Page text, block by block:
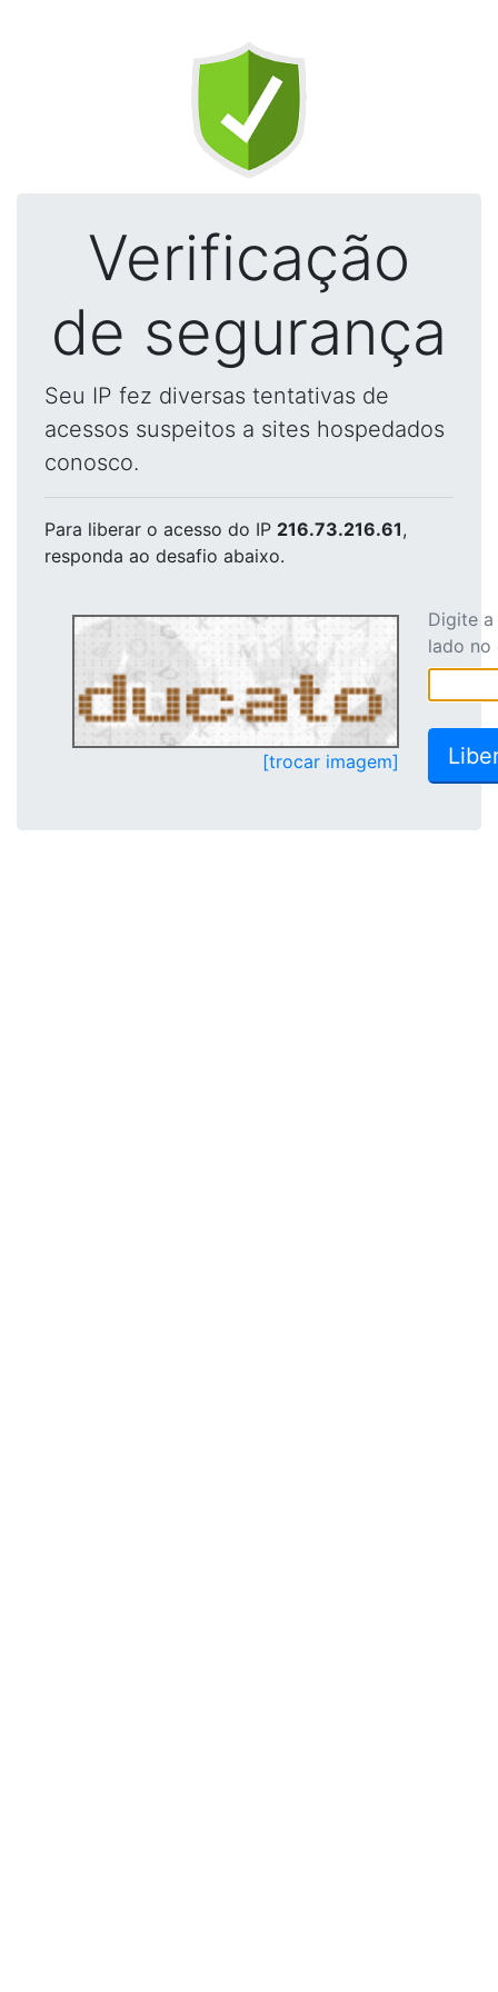
Verificação
de segurança
Seu IP fez diversas tentativas de
acessos suspeitos a sites hospedados
conosco.
Para liberar o acesso do IP 216.73.216.61,
responda ao desafio abaixo.
[trocar imagem]
Digite
lado no